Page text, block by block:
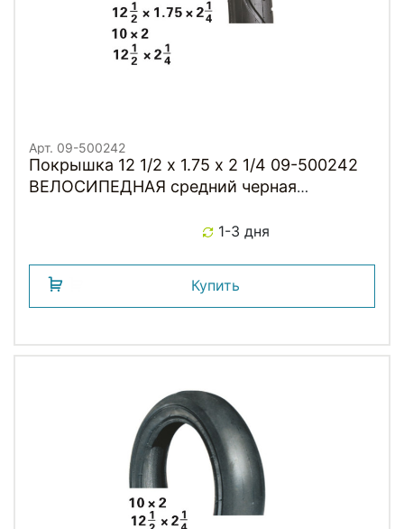
Арт. 09-500242
Покрышка 12 1/2 х 1.75 х 2 1/4 09-500242
ВЕЛОСИПЕДНАЯ средний черная
1-3 дня
Купить